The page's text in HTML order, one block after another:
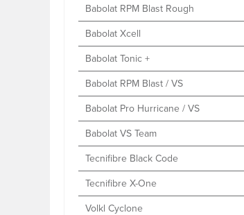
Babolat RPM Blast Rough
Babolat Xcell
Babolat Tonic +
Babolat RPM Blast / VS
Babolat Pro Hurricane / VS
Babolat VS Team
Tecnifibre Black Code
Tecnifibre X-One
Volkl Cyclone